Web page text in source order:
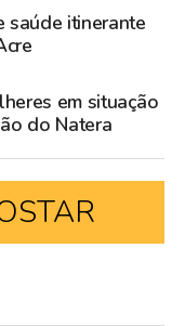
saúde itinerante
em situação
do Natera